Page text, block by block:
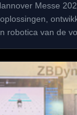
Messe
robotica van de
robotarmen,